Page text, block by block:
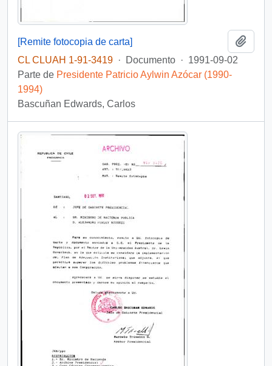
[Remite fotocopia de carta]
CL CLUAH 1-91-3419 · Documento · 1991-09-02
Parte de Presidente Patricio Aylwin Azócar (1990-
1994)
Bascuñan Edwards, Carlos